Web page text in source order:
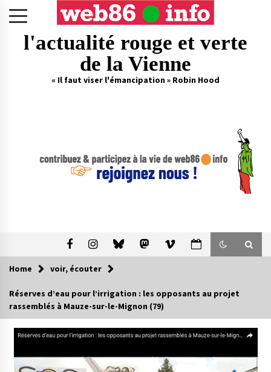
l'actualité rouge et verte
de la Vienne
« Il faut viser l'émancipation » Robin Hood
Home voir, écouter
Réserves d’eau pour l’irrigation : les opposants au projet
rassemblés à Mauze-sur-le-Mignon (79)